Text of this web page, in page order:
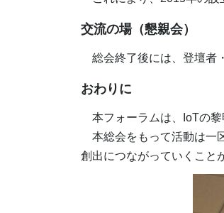
交流の場（懇親会）
総会終了後には、登壇者
おわりに
本フォーラムは、IoTの黎
本総会をもって活動は一
創出につながっていくこと